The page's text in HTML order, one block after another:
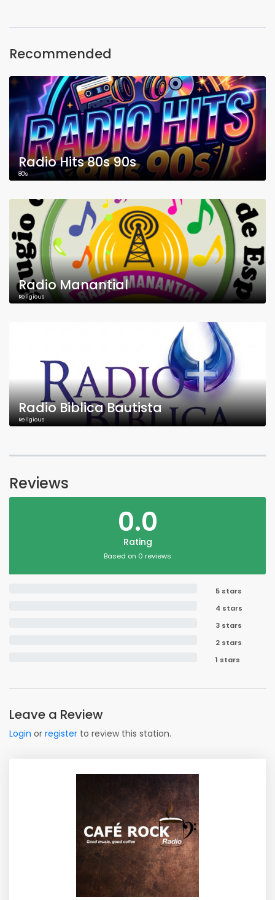
Recommended
Radio Hits 80s 90s
80's
Radio Manantial
Religious
Radio Biblica Bautista
Religious
Reviews
0.0
Rating
Based on 0 reviews
5 stars
4 stars
3 stars
2 stars
1 stars
Leave a Review
Login or register to review this station.